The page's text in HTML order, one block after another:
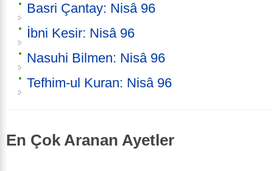
Basri Çantay: Nisâ 96
İbni Kesir: Nisâ 96
Nasuhi Bilmen: Nisâ 96
Tefhim-ul Kuran: Nisâ 96
En Çok Aranan Ayetler